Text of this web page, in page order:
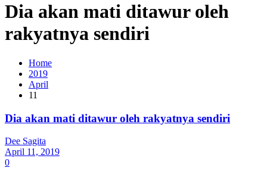
Dia akan mati ditawur oleh
rakyatnya sendiri
Home
2019
April
11
Dia akan mati ditawur oleh rakyatnya sendiri
Dee Sagita
April 11, 2019
0